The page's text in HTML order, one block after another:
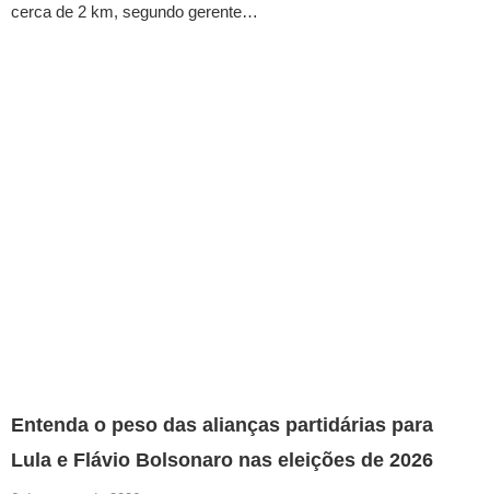
cerca de 2 km, segundo gerente…
Entenda o peso das alianças partidárias para
Lula e Flávio Bolsonaro nas eleições de 2026